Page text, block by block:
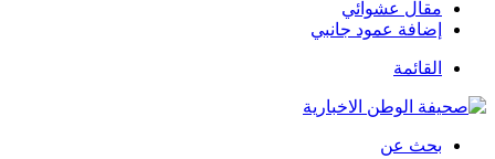
مقال عشوائي
إضافة عمود جانبي
القائمة
بحث عن